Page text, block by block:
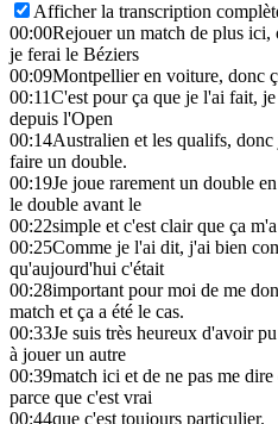
Afficher la transcription
00:00Rejouer un match de plus ici,
je ferai le Béziers
00:09Montpellier en voiture, donc
00:11C'est pour ça que je l'ai fait,
depuis l'Open
00:14Australien et les qualifs,
faire un double.
00:19Je joue rarement un double
le double avant le
00:22simple et c'est clair que ça
00:25Comme je l'ai dit, j'ai bien
qu'aujourd'hui c'était
00:28important pour moi de me
match et ça a été le cas.
00:33Je suis très heureux d'avoir
à jouer un autre
00:39match ici et de ne pas me
parce que c'est vrai
00:44que c'est toujours particulier.